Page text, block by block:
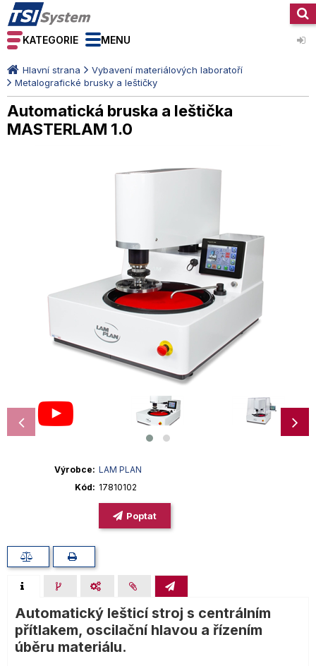
KATEGORIE MENU
Hlavní strana
Vybavení materiálových laboratoří
Metalografické brusky a leštičky
Automatická bruska a leštička
MASTERLAM 1.0
Výrobce
LAM PLAN
Kód
17810102
Poptat
Automatický lešticí stroj s centrálním
přítlakem, oscilační hlavou a řízením
úběru materiálu.